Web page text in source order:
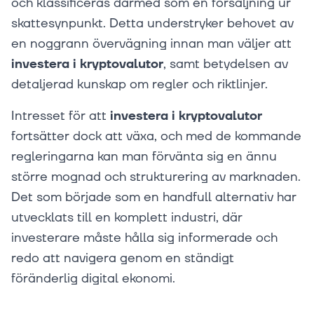
skattesynpunkt. Detta understryker behovet av
en noggrann övervägning innan man väljer att
investera i kryptovalutor, samt betydelsen av
detaljerad kunskap om regler och riktlinjer.
Intresset för att investera i kryptovalutor
fortsätter dock att växa, och med de kommande
regleringarna kan man förvänta sig en ännu
större mognad och strukturering av marknaden.
Det som började som en handfull alternativ har
utvecklats till en komplett industri, där
investerare måste hålla sig informerade och
redo att navigera genom en ständigt
föränderlig digital ekonomi.